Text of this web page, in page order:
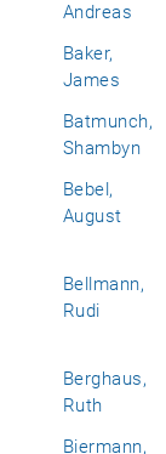
Andreas
Baker,
James
Batmunch,
Shambyn
Bebel,
August
Bellmann,
Rudi
Berghaus,
Ruth
Biermann,